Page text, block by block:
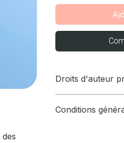
Droits d'auteur
Toutes copies ou
Conditions